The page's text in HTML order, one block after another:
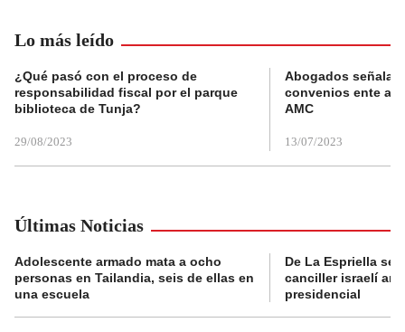
Lo más leído
¿Qué pasó con el proceso de
responsabilidad fiscal por el parque
biblioteca de Tunja?
29/08/2023
Abogados
convenios ente
AMC
13/07/2023
Últimas Noticias
Adolescente armado mata a ocho
personas en Tailandia, seis de ellas en
una escuela
De La Espriella se
canciller israelí
presidencial